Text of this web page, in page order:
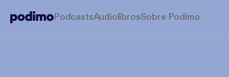
PodcastsAudiolibrosSobre Podimo